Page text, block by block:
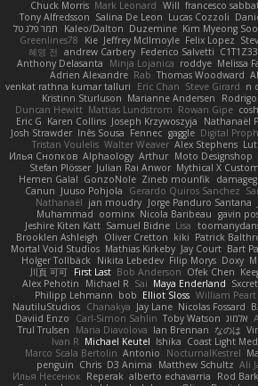
Chuck Morris Mark Leonard Will francesco
Tony Alfredsson Salina De Leon Lucas Cozzoli
תמר פלג טל
Kaleo/Dalton Duzemine Kim Myeong
Greenlines78
Kie Jeffrey McIlmoyle Felix Lopez
혜영 전 andrew Carbery Federico Salvetti
Anthony Delasanta
Minja Lojanica roddye Melissa
Adrien Alexandre Rab Thomas Woodward
venkat rathna kumar talluri
Eric Chan Steve Girard n
Kristinn Sturluson Marianne Andersen
Duncan Hewitt Mattias Lundstrom Rowan Gipe
Eric G Karen Collins Joseph Krzywoszyja Nathanaël
Josh Strawder Inês Sousa Fennec gaggle Digital
Tristan Voulelis Walter Weaver Alex Stephens
Илья Снопков Alphaology Arthur Moto Designshop
Stefan Plösser Julian Rai Anwor Mythical X
Hemen Galal GonzoNole Zineb mounfik damageg
Canun Juuso Pohjola Gerardo Quiros Sanchez
Nathanaël jan moudry Jorge Panduro Santana
Muhammad oominx Nicola Baribeau gavin
Jeshire Kiten Katt Samuel Bidne Lisa
Brooklen Ashleigh
Oliver Cretton kiki Patrick
Mortal Void Studios Mathias Kirkeby Jay Court Bart
Holger Tollbäck Nikita Lebedev Filip Morys Doxy
川頁 可可 First Last Bob Anderson Ofek Chen
Alex Pehotin
Michael R Sai Maya Enderland Sxcret
Philipp Lehmann bob Elliot Sloss William Peart
NautiluStudios Chanakya Jay Lane Nicolas Fossard
Daviid Enzo
Carl-Simon Sahlin Toby Watson אלמוג
Trul Trulsen
Maria Diavolova Ian Brennan なのは
Ivan R Michael Keutel Ishika Coast Light
Marco Scala Bertolin Antonio NocturnalKestrel
penguin Chris D3 Anima Matthew Schultz Ali
Илья Несенюк Reperak alberto echavarria Rod